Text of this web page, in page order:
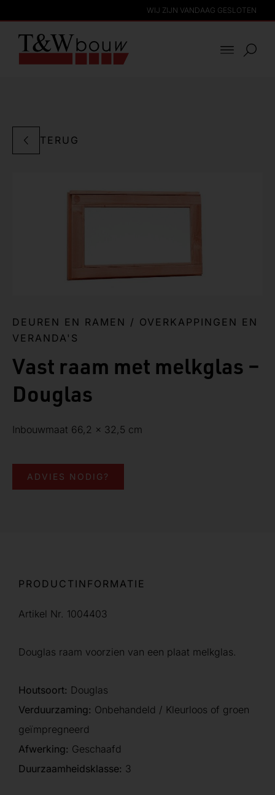
WIJ ZIJN VANDAAG GESLOTEN
TERUG
DEUREN EN RAMEN / OVERKAPPINGEN EN
VERANDA'S
Vast raam met melkglas –
Douglas
Inbouwmaat 66,2 x 32,5 cm
ADVIES NODIG?
PRODUCTINFORMATIE
Artikel Nr. 1004403
Douglas raam voorzien van een plaat melkglas.
Houtsoort: Douglas
Verduurzaming: Onbehandeld / Kleurloos of groen
geïmpregneerd
Afwerking: Geschaafd
Duurzaamheidsklasse: 3